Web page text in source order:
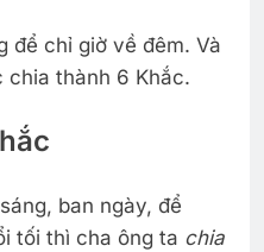
để chỉ giờ về đêm. Và
chia thành 6 Khắc.
ban ngày, để
tối thì cha ông ta chia